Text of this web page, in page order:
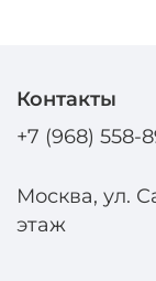
Контакты
+7 (968) 558-
Москва, ул.
этаж